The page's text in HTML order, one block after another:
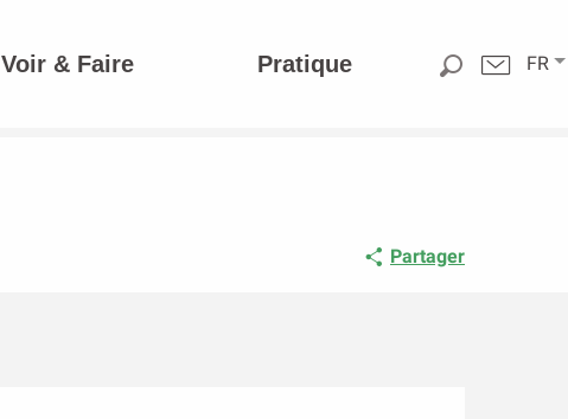
FR
Voir & Faire Pratique
Partager